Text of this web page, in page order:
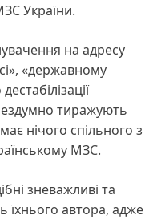
України.
на адресу
«державному
тиражують
нічого спільного з
МЗС.
зневажливі та
їхнього автора, адже